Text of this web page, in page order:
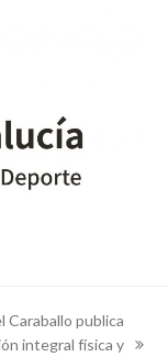
Caraballo publica
integral física y